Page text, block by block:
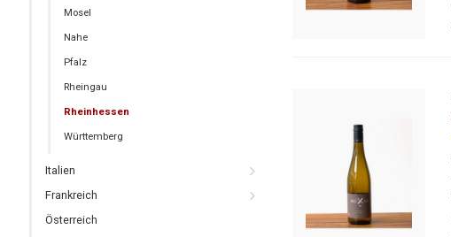
Mosel
Nahe
Pfalz
Rheingau
Rheinhessen
Württemberg
Italien
Frankreich
Österreich